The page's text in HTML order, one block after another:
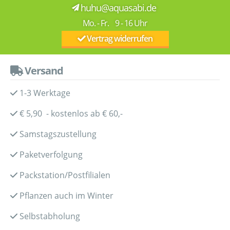
huhu@aquasabi.de
Mo. - Fr. 9 - 16 Uhr
Vertrag widerrufen
Versand
1-3 Werktage
€ 5,90 - kostenlos ab € 60,-
Samstagszustellung
Paketverfolgung
Packstation/Postfilialen
Pflanzen auch im Winter
Selbstabholung